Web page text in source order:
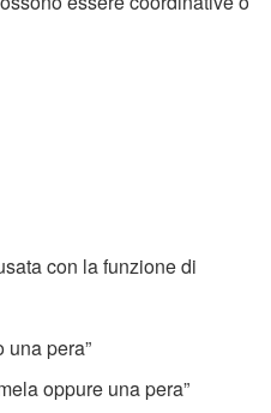
con la funzione di
pera”
oppure una pera”